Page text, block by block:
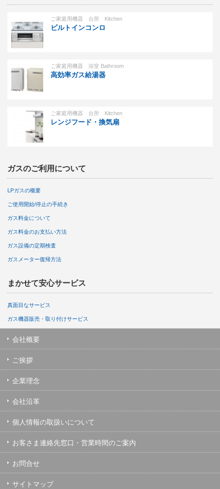
ご家庭用機器 台所 Kitchen
ビルトインコンロ
ご家庭用機器 浴室 Bathroom
高効率ガス給湯器
ご家庭用機器 台所 Kitchen
レンジフード・換気扇
ガスのご利用について
LPガスの概要
ご使用開始/停止の手続き
ガス料金について
ガス料金のお支払い方法
ガス設備の定期検査
ガスメーター復帰方法
まかせて安心サービス
真面目なサービス
ガス機器販売・取り付けサービス
会社概要
ご挨拶
企業理念
会社沿革
個人情報の取扱いについて
お客さま連絡先窓口・営業時間のご案内
お問合せ
サイトマップ